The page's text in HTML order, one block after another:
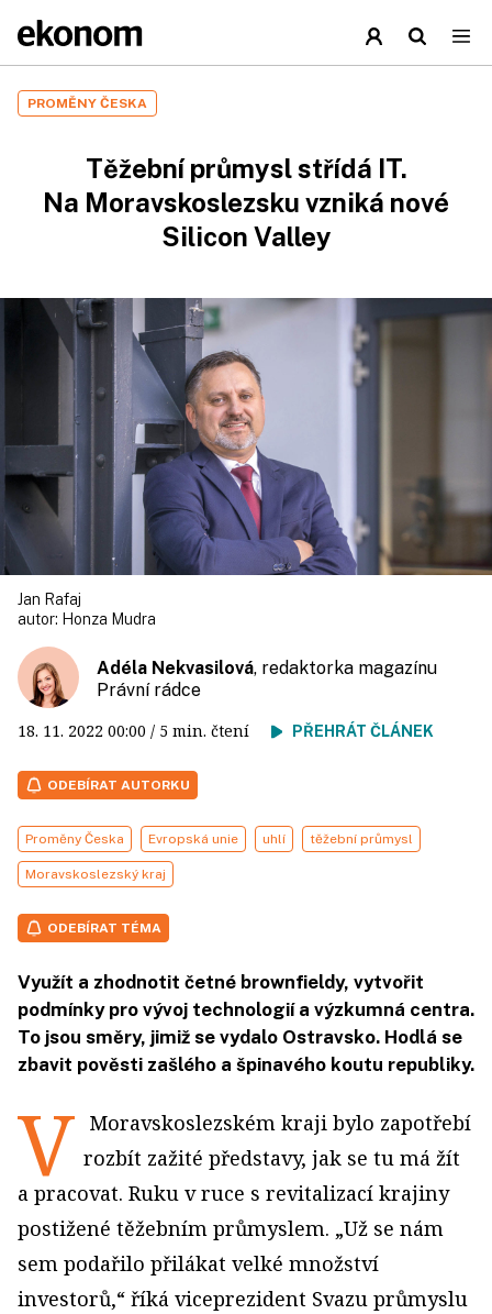
PROMĚNY ČESKA
Těžební průmysl střídá IT.
Na Moravskoslezsku vzniká nové
Silicon Valley
Jan Rafaj
autor: Honza Mudra
Adéla Nekvasilová, redaktorka magazínu
Právní rádce
18. 11. 2022 00:00 / 5 min. čtení PŘEHRÁT ČLÁNEK
ODEBÍRAT AUTORKU
Proměny Česka Evropská unie uhlí těžební průmysl
Moravskoslezský kraj
ODEBÍRAT TÉMA
Využít a zhodnotit četné brownfieldy, vytvořit
podmínky pro vývoj technologií a výzkumná centra.
To jsou směry, jimiž se vydalo Ostravsko. Hodlá se
zbavit pověsti zašlého a špinavého koutu republiky.
V Moravskoslezském kraji bylo zapotřebí
rozbít zažité představy, jak se tu má žít
a pracovat. Ruku v ruce s revitalizací krajiny
postižené těžebním průmyslem. „Už se nám
sem podařilo přilákat velké množství
investorů,“ říká viceprezident Svazu průmyslu